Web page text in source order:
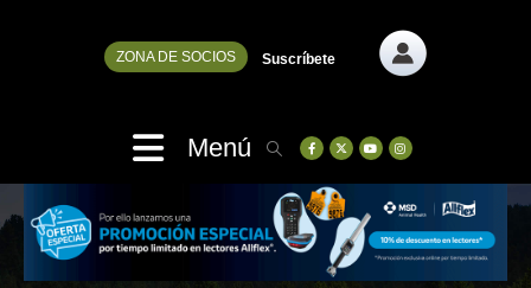
ZONA DE SOCIOS Suscríbete
Menú